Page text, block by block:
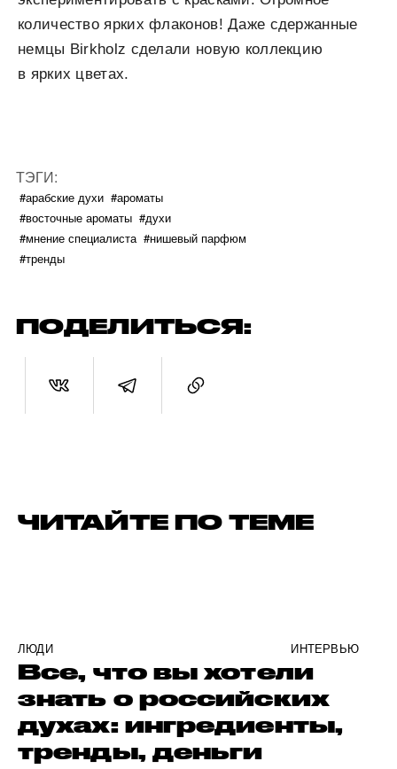
количество ярких флаконов! Даже сдержанные
немцы Birkholz сделали новую коллекцию
в ярких цветах.
ТЭГИ:
#арабские духи #ароматы
#восточные ароматы #духи
#мнение специалиста #нишевый парфюм
#тренды
ПОДЕЛИТЬСЯ:
ЧИТАЙТЕ ПО ТЕМЕ
ЛЮДИ ИНТЕРВЬЮ
Все, что вы хотели
знать о российских
духах: ингредиенты,
тренды, деньги